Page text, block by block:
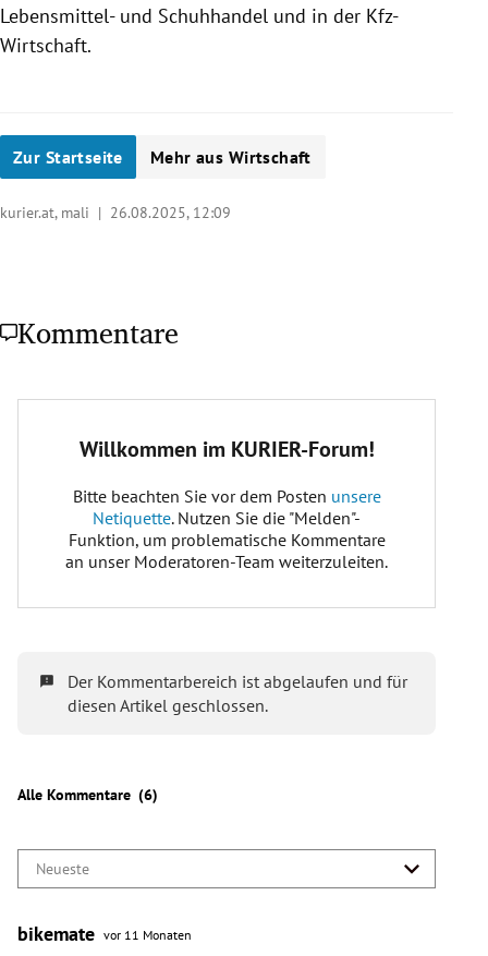
Lebensmittel- und Schuhhandel und in der Kfz-
Wirtschaft.
Zur Startseite Mehr aus Wirtschaft
kurier.at, mali | 26.08.2025, 12:09
Kommentare